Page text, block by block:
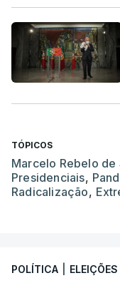
TÓPICOS
Marcelo Rebelo de
Presidenciais,
Radicalização,
POLÍTICA